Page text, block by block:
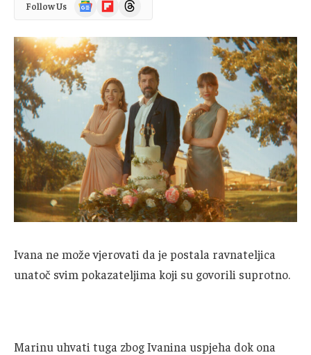
Follow Us
News
Ivana ne može vjerovati da je postala ravnateljica
unatoč svim pokazateljima koji su govorili suprotno.
Marinu uhvati tuga zbog Ivanina uspjeha dok ona